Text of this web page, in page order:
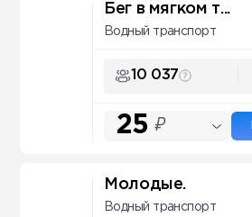
Бег в мягком т...
Водный транспорт
10 037
25 ₽
Молодые.
Водный транспорт